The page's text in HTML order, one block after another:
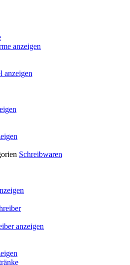
anzeigen
anzeigen
Schreibwaren
anzeigen